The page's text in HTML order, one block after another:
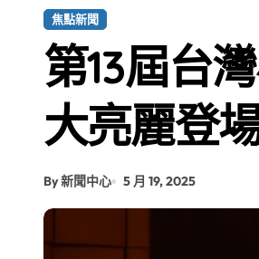
高科大機電系
《讀者》8月
四川雅安 千年
焦點新聞
第13屆台
大亮麗登
By 新聞中心 5 月 19, 2025